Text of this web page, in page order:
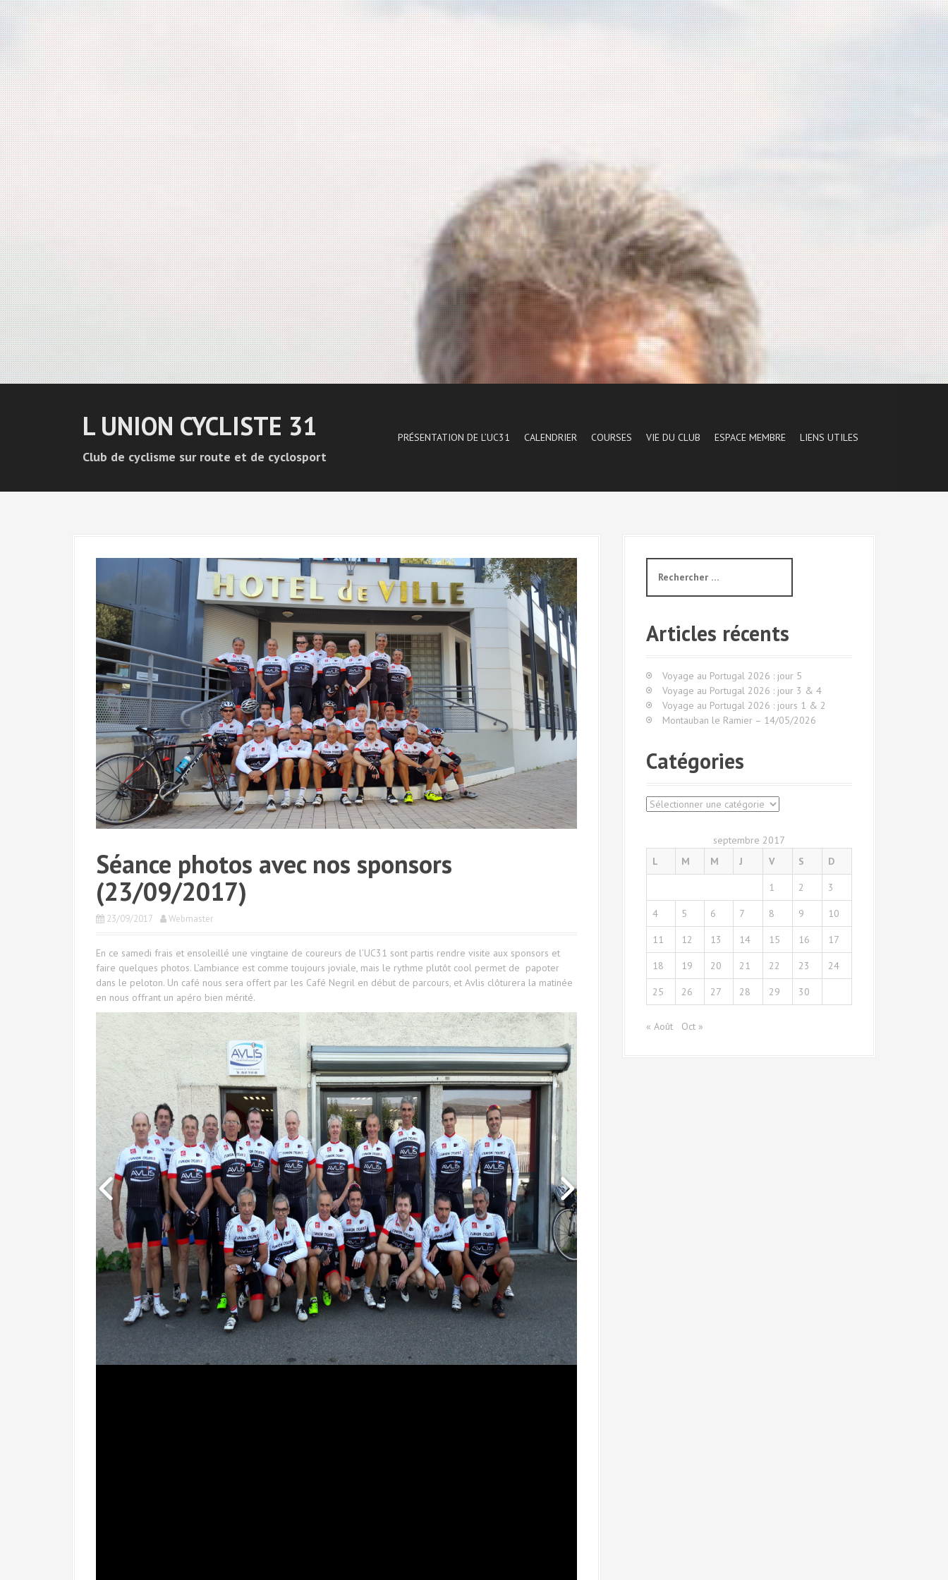
L UNION CYCLISTE 31
Club de cyclisme sur route et de cyclosport
PRÉSENTATION DE L’UC31 CALENDRIER COURSES VIE DU CLUB ESPACE MEMBRE LIENS UTILES
Séance photos avec nos sponsors
(23/09/2017)
23/09/2017 Webmaster
En ce samedi frais et ensoleillé une vingtaine de coureurs de l’UC31 sont partis rendre visite aux sponsors et
faire quelques photos. L’ambiance est comme toujours joviale, mais le rythme plutôt cool permet de papoter
dans le peloton. Un café nous sera offert par les Café Negril en début de parcours, et Avlis clôturera la matinée
en nous offrant un apéro bien mérité.
c
r
e
p
o
u
Articles récents
Voyage au Portugal 2026 : jour 5
Voyage au Portugal 2026 : jour 3 & 4
Voyage au Portugal 2026 : jours 1 & 2
Montauban le Ramier – 14/05/2026
Catégories
C
é
o
septembre 2017
L
M M J V S D
1 2 3
4 5 6 7 8 9 10
11 12 13 14 15 16 17
18 19 20 21 22 23 24
25 26 27 28 29 30
« Août Oct »